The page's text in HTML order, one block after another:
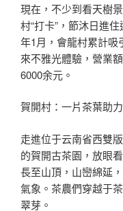
現在，不少到看天樹
村“打卡”，節沐日進
年1月，會龍村累計吸
來不雅光體驗，營業
6000余元。
賀開村：一片茶葉助
走進位于云南省西雙
的賀開古茶園，放眼
長至山頂，山巒綿延
氣象。茶農們穿越于
翠芽。